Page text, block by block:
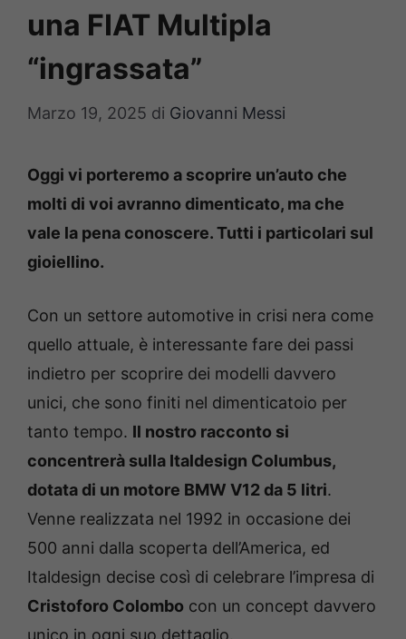
una FIAT Multipla
“ingrassata”
Marzo 19, 2025 di Giovanni Messi
Oggi vi porteremo a scoprire un’auto che
molti di voi avranno dimenticato, ma che
vale la pena conoscere. Tutti i particolari sul
gioiellino.
Con un settore automotive in crisi nera come
quello attuale, è interessante fare dei passi
indietro per scoprire dei modelli davvero
unici, che sono finiti nel dimenticatoio per
tanto tempo. Il nostro racconto si
concentrerà sulla Italdesign Columbus,
dotata di un motore BMW V12 da 5 litri.
Venne realizzata nel 1992 in occasione dei
500 anni dalla scoperta dell’America, ed
Italdesign decise così di celebrare l’impresa di
Cristoforo Colombo con un concept davvero
unico in ogni suo dettaglio.